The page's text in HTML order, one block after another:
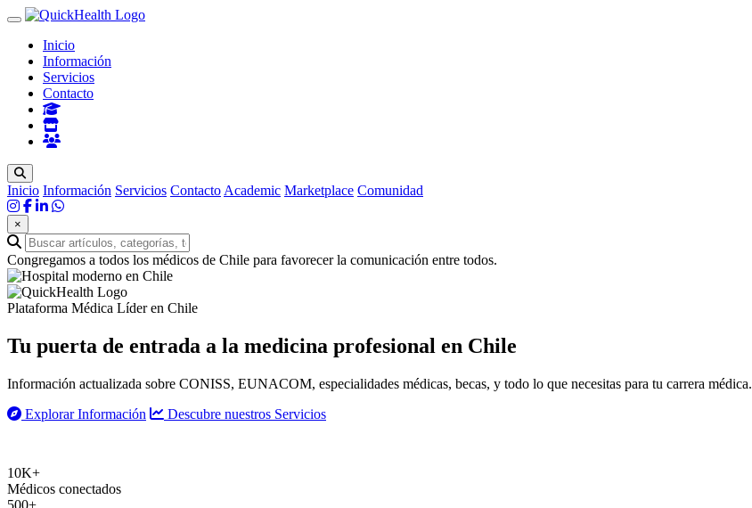
Inicio
Información
Servicios
Contacto
Inicio Información Servicios Contacto Academic Marketplace Comunidad
×
Congregamos a todos los médicos de Chile para favorecer la comunicación entre todos.
Plataforma Médica Líder en Chile
Tu puerta de entrada a la medicina profesional en Chile
Información actualizada sobre CONISS, EUNACOM, especialidades médicas, becas, y todo lo que necesitas para tu carrera médica.
Explorar Información
Descubre nuestros Servicios
10K+
Médicos conectados
500+